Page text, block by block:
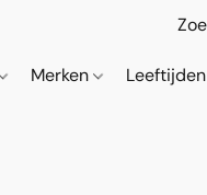
Merken Leeftijden